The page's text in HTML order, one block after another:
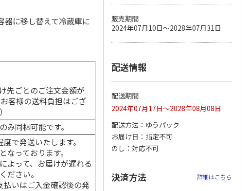
るぐるボーン型 S
こ用 まぐろ・かつ
ペット線香 虹のか
ローラルの香り
590円
CIAO 香り立つクラ
380円
器に移し替えて冷蔵庫に
先ごとのご注文金額が
客様の送料負担はござ
み同梱可能です。
で発送いたします。
っております。
よって、お届けが遅れる
ださい。
いはご入金確認後の発
販売期間
2024年07月10日～2028年07月31日
配送情報
配送期間
2024年07月17日～2028年08月08日
配送方法
ゆうパック
お届け日
指定不可
のし
対応不可
決済方法 詳細はこちら